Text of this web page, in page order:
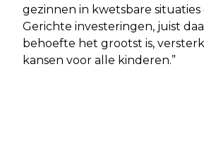
gezinnen in kwetsbare situaties
Gerichte investeringen, juist
behoefte het grootst is,
kansen voor alle kinderen.”